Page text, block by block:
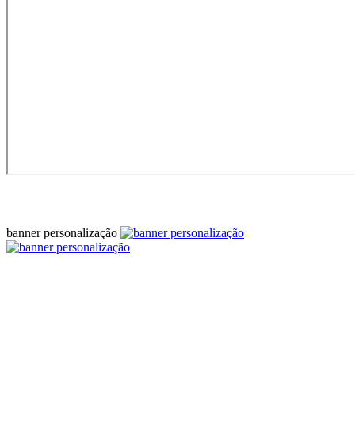
banner personalização